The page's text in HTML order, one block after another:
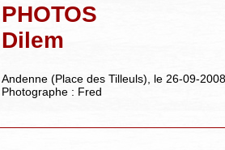
PHOTOS
Dilem
Andenne (Place des Tilleuls), le 26-09-2008
Photographe : Fred